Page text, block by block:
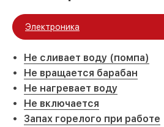
Электроника
Не сливает воду (помпа)
Не вращается барабан
Не нагревает воду
Не включается
Запах горелого при работе